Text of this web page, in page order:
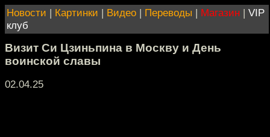
Новости | Картинки | Видео | Переводы | Магазин | VIP
клуб
Визит Си Цзиньпина в Москву и День
воинской славы
02.04.25